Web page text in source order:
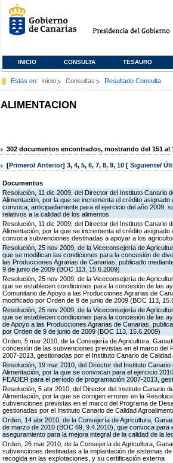
INICIO CONSULTA TESAURO
Estás en: Inicio Consultas Resultado Consulta
ALIMENTACION
302 documentos encontrados, mostrando del 151 al
[Primero/ Anterior] 3, 4, 5, 6, 7, 8, 9, 10 [ Siguiente/
Documentos
Resolución, 11 dic 2009, del Director del Instituto Canario
Alimentación, por la que se incrementa el crédito
convoca, anticipadamente para el ejercicio del año 2009,
relativos a la calidad de los alimentos
Resolución, 11 dic 2009, del Director del Instituto Canario
Alimentación, por la que se incrementa el crédito
convoca subvenciones destinadas a apoyar a los
Resolución, 25 nov 2009, de la Viceconsejería de
que se modifican las condiciones para la concesión de
las Producciones Agrarias de Canarias, publicado
9 de junio de 2009 (BOC 113, 15.6.2009)
Resolución, 25 nov 2009, de la Viceconsejería de
que se establecen condiciones para la concesión de las
Comunitario de Apoyo a las Producciones Agrarias de
modificado por Orden de 9 de junio de 2009 (BOC 113,
Resolución, 25 nov 2009, de la Viceconsejería de
que se establecen condiciones para la concesión de las
de Apoyo a las Producciones Agrarias de Canarias,
por Orden de 9 de junio de 2009 (BOC 113, 15.6.2009)
Orden, 5 mar 2010, de la Consejería de Agricultura,
concesión de las subvenciones previstas en el marco del
2007-2013, gestionadas por el Instituto Canario de Calidad
Resolución, 19 mar 2010, del Director del Instituto
Alimentación, por la que se convocan para el ejercicio
FEADER para el período de programación 2007-2013,
Resolución, 5 abr 2010, del Director del Instituto Canario
Alimentación, por la que se corrigen errores en la
subvenciones previstas en el marco del Programa de
gestionadas por el Instituto Canario de Calidad
Orden, 14 abr 2010, de la Consejería de Agricultura,
de marzo de 2010 (BOC 69, 9.4.2010), que convoca
aseguramiento para la mejora integral de la calidad de la
Orden, 26 mar 2010, de la Consejería de Agricultura,
subvenciones destinadas a la implantación de sistemas
recogida en las explotaciones, y su certificación externa